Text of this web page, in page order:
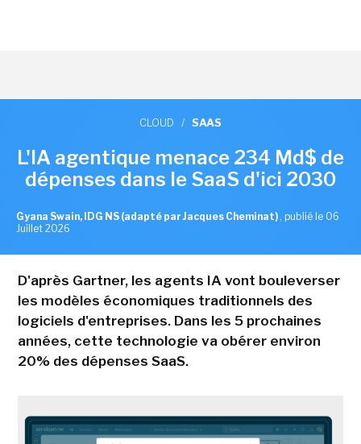
CLOUD / SAAS
L'IA agentique menace 234 Md$ de
dépenses dans le SaaS d'ici 2030
Gyana Swain, IDG NS (adapté par Jacques Cheminat) , publié le 06
Juillet 2026
D'après Gartner, les agents IA vont bouleverser
les modèles économiques traditionnels des
logiciels d'entreprises. Dans les 5 prochaines
années, cette technologie va obérer environ
20% des dépenses SaaS.